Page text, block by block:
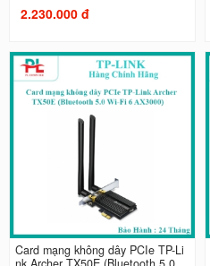
2.230.000 đ
Card mạng không dây PCIe TP-Li